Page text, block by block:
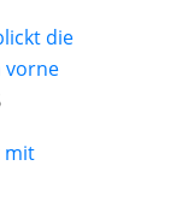
die
vorne
mit